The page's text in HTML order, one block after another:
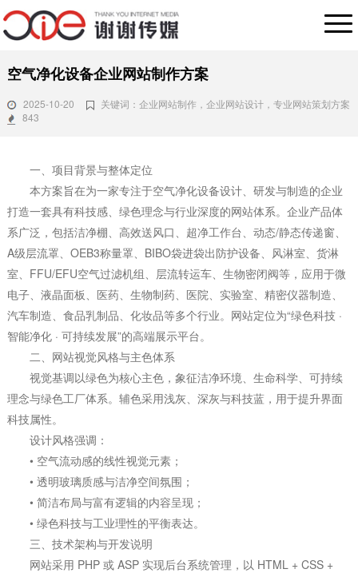
空气净化设备企业网站制作方案
2025-10-20
关键词：企业网站制作，企业网站设计，专业网站策划方案
843
一、项目背景与整体定位
本方案旨在为一家专注于空气净化设备设计、研发与制造的企业
打造一套具有科技感、绿色理念与行业深度的网站体系。企业产品体
系广泛，包括洁净棚、高效送风口、超净工作台、动态/静态传递窗、
A级层流罩、OEB3称量罩、BIBO袋进袋出防护设备、风淋室、货淋
室、FFU/EFU空气过滤机组、层流转运车、生物密闭阀等，应用于微
电子、液晶面板、医药、生物制药、医院、实验室、精密仪器制造、
汽车制造、食品乳制品、化妆品等多个行业。网站定位为“绿色科技 ·
智能净化 · 可持续发展”的高端展示平台。
二、网站视觉风格与主色体系
视觉基调以绿色为核心主色，象征洁净环境、生命科学、可持续
理念与绿色工厂体系。辅色采用浅灰、深灰与科技蓝，用于提升界面
科技属性。
设计风格强调：
• 空气流动感的线性视觉元素；
• 透明玻璃质感与洁净空间氛围；
• 简洁布局与富有逻辑的内容呈现；
• 绿色科技与工业理性的平衡表达。
三、技术架构与开发说明
网站采用 PHP 或 ASP 实现后台系统管理，以 HTML + CSS +